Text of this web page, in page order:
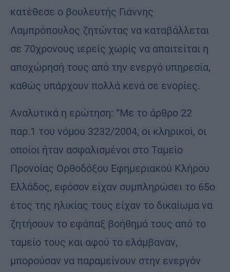
κατέθεσε ο βουλευτής Γιάννης
Λαμπρόπουλος ζητώντας να καταβάλλεται
σε 70χρονους ιερείς χωρίς να απαιτείται η
αποχώρησή τους από την ενεργό υπηρεσία,
καθώς υπάρχουν πολλά κενά σε ενορίες.
Αναλυτικά η ερώτηση: “Με το άρθρο 22
παρ.1 του νόμου 3232/2004, οι κληρικοί, οι
οποίοι ήταν ασφαλισμένοι στο Ταμείο
Προνοίας Ορθοδόξου Εφημεριακού Κλήρου
Ελλάδος, εφόσον είχαν συμπληρώσει το 65ο
έτος της ηλικίας τους είχαν το δικαίωμα να
ζητήσουν το εφάπαξ βοήθημά τους από το
ταμείο τους και αφού το ελάμβαναν,
μπορούσαν να παραμείνουν στην ενεργόν